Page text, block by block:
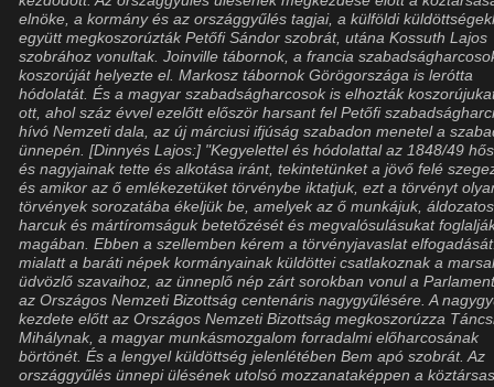
elnöke, a kormány és az országgyűlés tagjai, a külföldi
együtt megkoszorúzták Petőfi Sándor szobrát, utána Kossuth Lajos
szobrához vonultak. Joinville tábornok, a francia
koszorúját helyezte el. Markosz tábornok Görögországa is lerótta
hódolatát. És a magyar szabadságharcosok is elhozták
ott, ahol száz évvel ezelőtt először harsant fel Petőfi
hívó Nemzeti dala, az új márciusi ifjúság szabadon menetel a
ünnepén. [Dinnyés Lajos:] "Kegyelettel és hódolattal az 1848/49
és nagyjainak tette és alkotása iránt, tekintetünket a jövő felé
és amikor az ő emlékezetüket törvénybe iktatjuk, ezt a törvényt
törvények sorozatába ékeljük be, amelyek az ő munkájuk, áldozatos
harcuk és mártíromságuk betetőzését és megvalósulásukat
magában. Ebben a szellemben kérem a törvényjavaslat
mialatt a baráti népek kormányainak küldöttei csatlakoznak a
üdvözlő szavaihoz, az ünneplő nép zárt sorokban vonul a
az Országos Nemzeti Bizottság centenáris nagygyűlésére. A
kezdete előtt az Országos Nemzeti Bizottság megkoszorúzza
Mihálynak, a magyar munkásmozgalom forradalmi előharcosának
börtönét. És a lengyel küldöttség jelenlétében Bem apó szobrát. Az
országgyűlés ünnepi ülésének utolsó mozzanataképpen a